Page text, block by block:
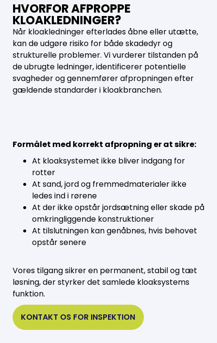
HVORFOR AFPROPPE
KLOAKLEDNINGER?
Når kloakledninger efterlades åbne eller utætte,
kan de udgøre risiko for både skadedyr og
strukturelle problemer. Vi vurderer tilstanden på
de ubrugte ledninger, identificerer potentielle
svagheder og gennemfører afpropningen efter
gældende standarder i kloakbranchen.
Formålet med korrekt afpropning er at sikre:
At kloaksystemet ikke bliver indgang for
rotter
At sand, jord og fremmedmaterialer ikke
ledes ind i rørene
At der ikke opstår jordsætning eller skade på
omkringliggende konstruktioner
At tilslutningen kan genåbnes, hvis behovet
opstår senere
Vores tilgang sikrer en permanent, stabil og tæt
løsning, der styrker det samlede kloaksystems
funktion.
KONTAKT OS FOR INSPEKTION